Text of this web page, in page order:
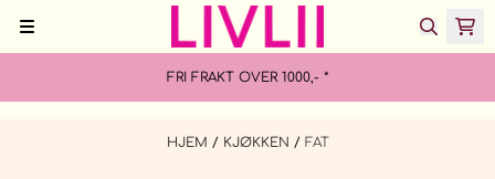
Hopp til innhold
FRI FRAKT OVER 1000,- *
HJEM / KJØKKEN / FAT